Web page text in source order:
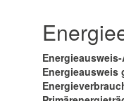
Energieausweis